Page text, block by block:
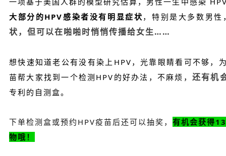
大部分的HPV感染者没有明显症状 ，特别是大多数男
状，但可以在啪啪时悄悄传播给女生……
想快速知道老公有没有染上HPV，光靠眼睛看可不够，
苗帮大家找到一个检测HPV的好办法，不麻烦， 还有机
专利的自测盒。
下单检测盒或预约HPV疫苗后还可以抽奖， 有机会获得
物哦！